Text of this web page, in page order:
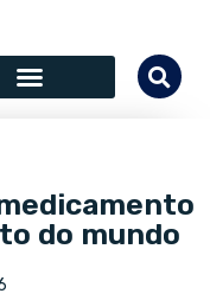
do mundo